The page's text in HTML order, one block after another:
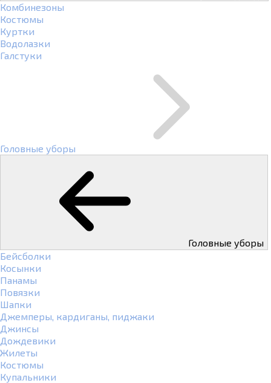
Комбинезоны
Костюмы
Куртки
Водолазки
Галстуки
Головные уборы
Головные уборы
Бейсболки
Косынки
Панамы
Повязки
Шапки
Джемперы, кардиганы, пиджаки
Джинсы
Дождевики
Жилеты
Костюмы
Купальники